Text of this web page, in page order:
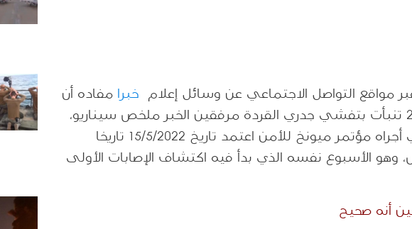
مواقع التواصل الاجتماعي عن وسائل إعلام خبرا
مفاده أن
محاكاة دولية جرت العام 2021 تنبأت بتفشي جدري القردة مرفقين الخبر ملخص سيناريو،
وادعوا أن تمرين المحاكاة الذي أجراه مؤتمر ميونخ للأمن اعتمد تاريخ 15/5/2022 تاريخا
وهو الأسبوع نفسه الذي بدأ فيه اكتشاف الإصابات الأولى
أنه صحيح